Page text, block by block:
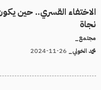
الاختفاء القسري.. حين
نجاة
مجتمع_
محمد الخولي_